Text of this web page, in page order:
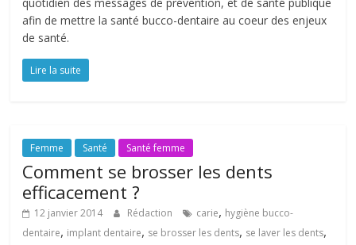
afin de mettre la santé bucco-dentaire au coeur des enjeux
de santé.
Lire la suite
Femme Santé Santé femme
Comment se brosser les dents
efficacement ?
12 janvier 2014 Rédaction carie, hygiène bucco-
dentaire, implant dentaire, se brosser les dents, se laver les dents,